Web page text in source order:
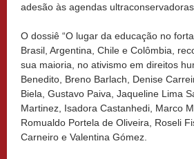
adesão às agendas ultraconservadoras
O dossiê “O lugar da educação no
Brasil, Argentina, Chile e Colômbia,
sua maioria, no ativismo em direitos
Benedito, Breno Barlach, Denise
Biela, Gustavo Paiva, Jaqueline Lima
Martinez, Isadora Castanhedi, Marco
Romualdo Portela de Oliveira, Roseli
Carneiro e Valentina Gómez.